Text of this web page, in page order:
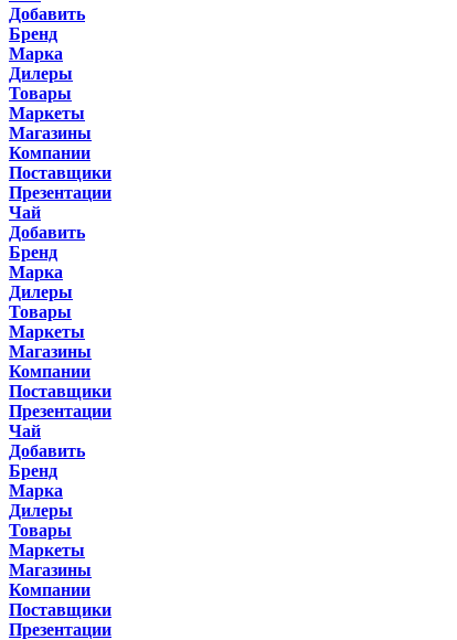
Добавить
Бренд
Марка
Дилеры
Товары
Маркеты
Магазины
Компании
Поставщики
Презентации
Чай
Добавить
Бренд
Марка
Дилеры
Товары
Маркеты
Магазины
Компании
Поставщики
Презентации
Чай
Добавить
Бренд
Марка
Дилеры
Товары
Маркеты
Магазины
Компании
Поставщики
Презентации